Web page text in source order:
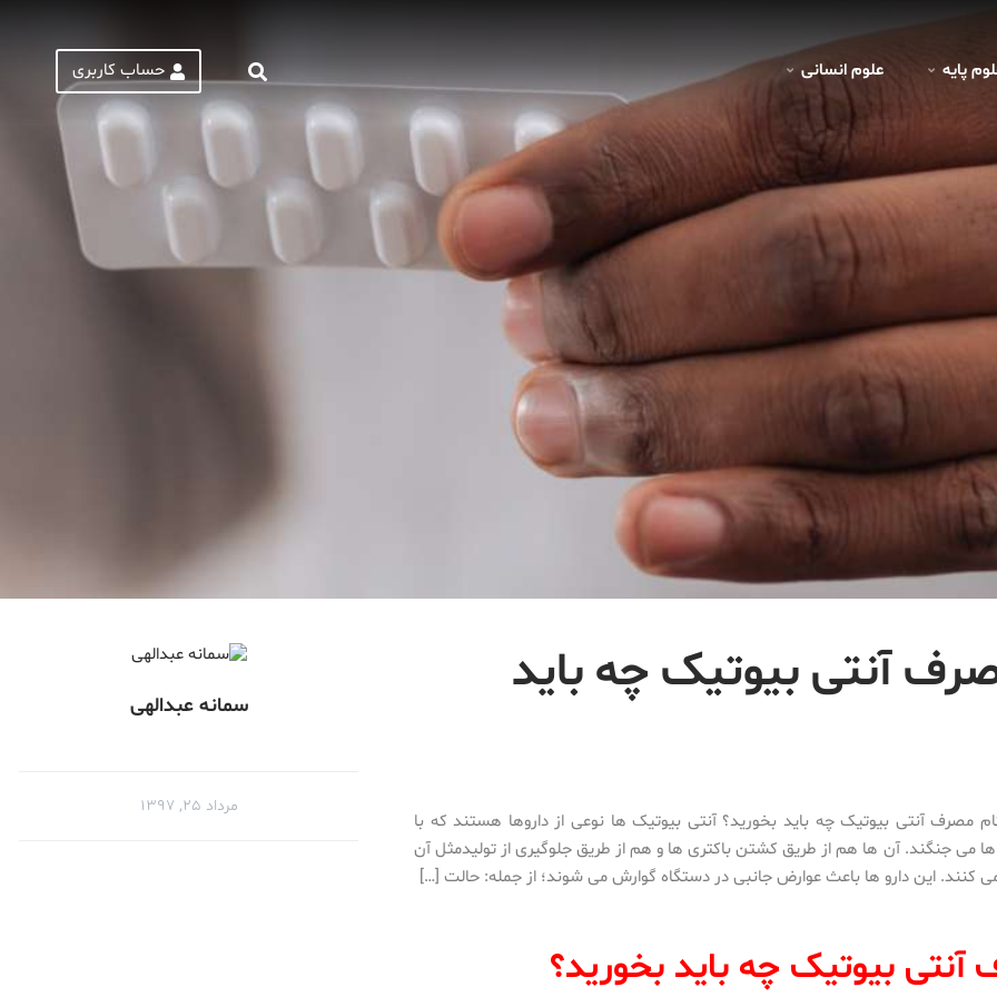
پايه علوم انسانی حساب کاربری
آنتی بیوتیک چه باید
مصرف آنتی بیوتیک چه باید بخورید؟ آنتی بیوتیک ها نوعی از داروها هستند که با
ها می جنگند. آن ها هم از طریق کشتن باکتری ها و هم از طریق جلوگیری از تولیدمثل آن
کنند. این دارو ها باعث عوارض جانبی در دستگاه گوارش می شوند؛ از جمله: حالت […]
بیوتیک چه باید بخورید؟
سمانه عبدالهی
مرداد ۲۵, ۱۳۹۷